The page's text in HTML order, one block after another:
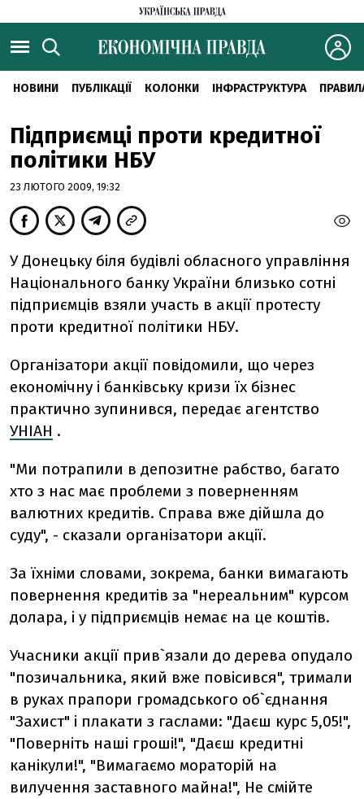
НОВИНИ ПУБЛІКАЦІЇ КОЛОНКИ ІНФРАСТРУКТУРА
Підприємці проти кредитної
політики НБУ
23 ЛЮТОГО 2009, 19:32
У Донецьку біля будівлі обласного управління
Національного банку України близько сотні
підприємців взяли участь в акції протесту
проти кредитної політики НБУ.
Організатори акції повідомили, що через
економічну і банківську кризи їх бізнес
практично зупинився, передає агентство
УНІАН .
"Ми потрапили в депозитне рабство, багато
хто з нас має проблеми з поверненням
валютних кредитів. Справа вже дійшла до
суду", - сказали організатори акції.
За їхніми словами, зокрема, банки вимагають
повернення кредитів за "нереальним" курсом
долара, і у підприємців немає на це коштів.
Учасники акції прив`язали до дерева опудало
"позичальника, який вже повісився", тримали
в руках прапори громадського об`єднання
"Захист" і плакати з гаслами: "Даєш курс 5,05!",
"Поверніть наші гроші!", "Даєш кредитні
канікули!", "Вимагаємо мораторій на
вилучення заставного майна!", Не смійте